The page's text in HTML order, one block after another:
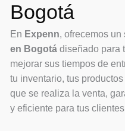
Bogotá
En Expenn, ofrecemos un
en Bogotá diseñado para
mejorar sus tiempos de
tu inventario, tus
que se realiza la venta,
y eficiente para tus